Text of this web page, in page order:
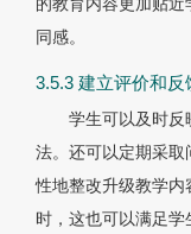
的教育内容更加贴
同感。
3.5.3 建立评价和反
学生可以及时反
法。还可以定期采
性地整改升级教学内
时，这也可以满足